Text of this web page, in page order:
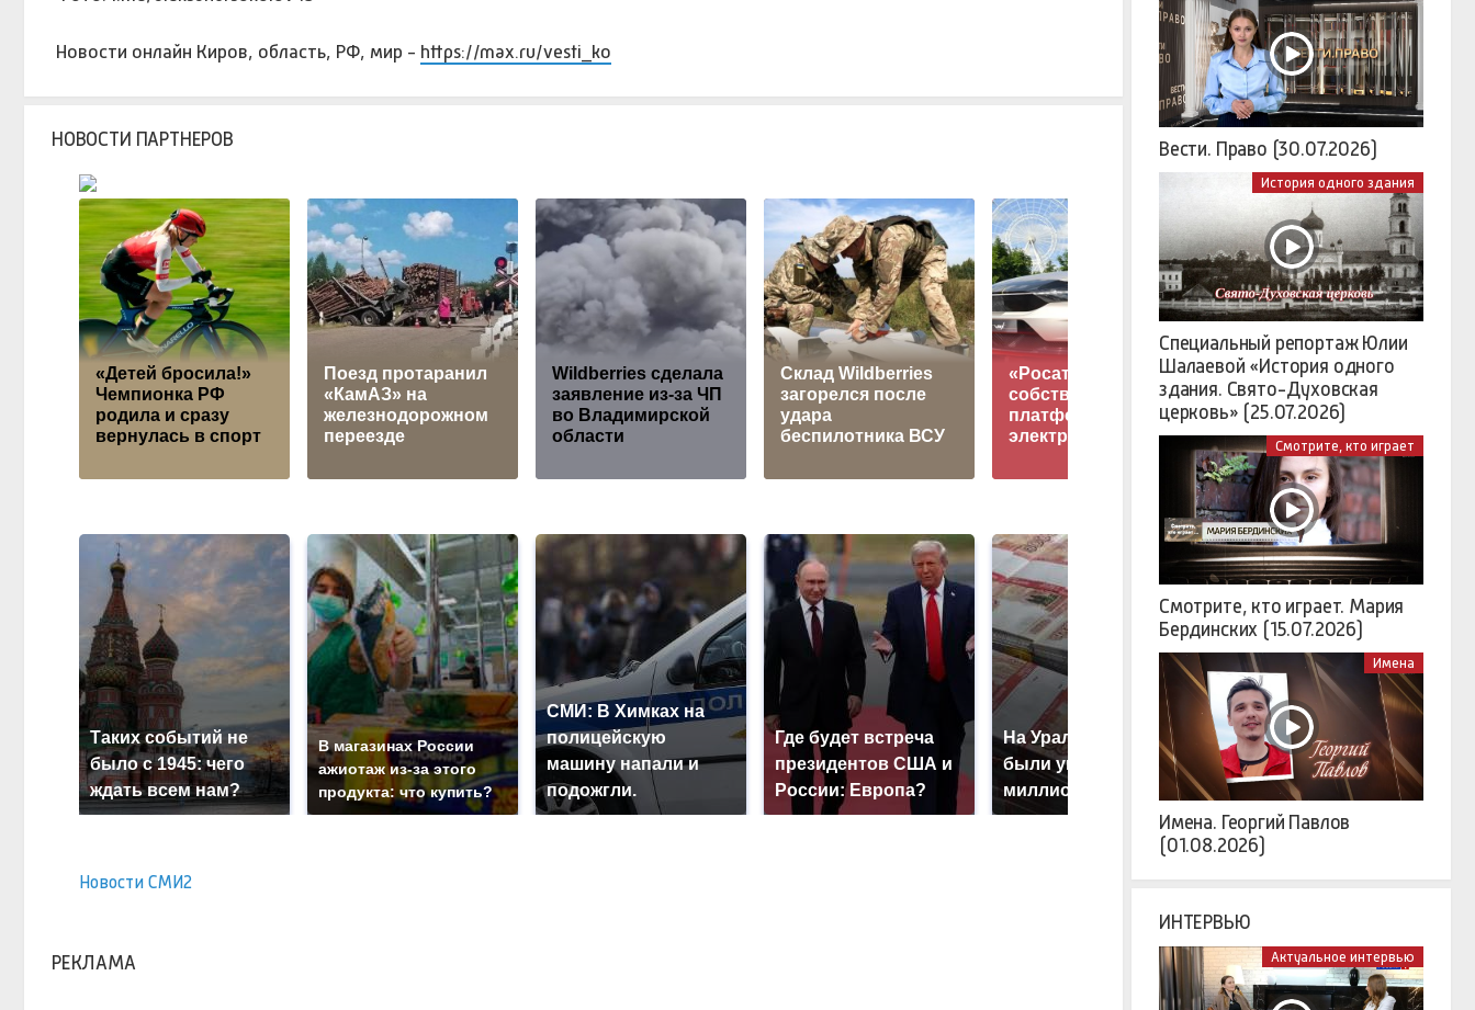
Новости онлайн Киров, область, РФ, мир - https://max.ru/vesti_ko
НОВОСТИ ПАРТНЕРОВ
«Детей бросила!»
Чемпионка РФ
родила и сразу
вернулась в спорт
Поезд протаранил
«КамАЗ» на
железнодорожном
переезде
Wildberries cделала
заявление из-за ЧП
во Владимирской
области
Склад Wildberries
загорелся после
удара
беспилотника ВСУ
«Росатом» строит
собственную
платформу для
электромобилей
Экс-супруг Лерчек,
отбывающий срок,
попросился в храм
Таких событий не
было с 1945: чего
ждать всем нам?
В магазинах России
ажиотаж из-за этого
продукта: что купить?
СМИ: В Химках на
полицейскую
машину напали и
подожгли.
Где будет встреча
президентов США и
России: Европа?
На Урале из казны
были украдены 18
миллионов рублей
Такую зиму в России
никто не ждал: как
Новости СМИ2
РЕКЛАМА
Вести. Право (30.07.2026)
История одного здания
Специальный репортаж Юлии
Шалаевой «История одного
здания. Свято-Духовская
церковь» (25.07.2026)
Смотрите, кто играет
Смотрите, кто играет. Мария
Бердинских (15.07.2026)
Имена
Имена. Георгий Павлов
(01.08.2026)
ИНТЕРВЬЮ
Актуальное интервью